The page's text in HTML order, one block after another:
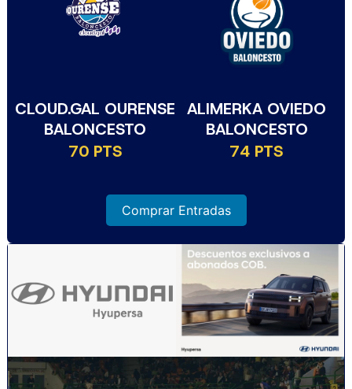
CLOUD.GAL OURENSE
BALONCESTO
70 PTS
ALIMERKA OVIEDO
BALONCESTO
74 PTS
Comprar Entradas